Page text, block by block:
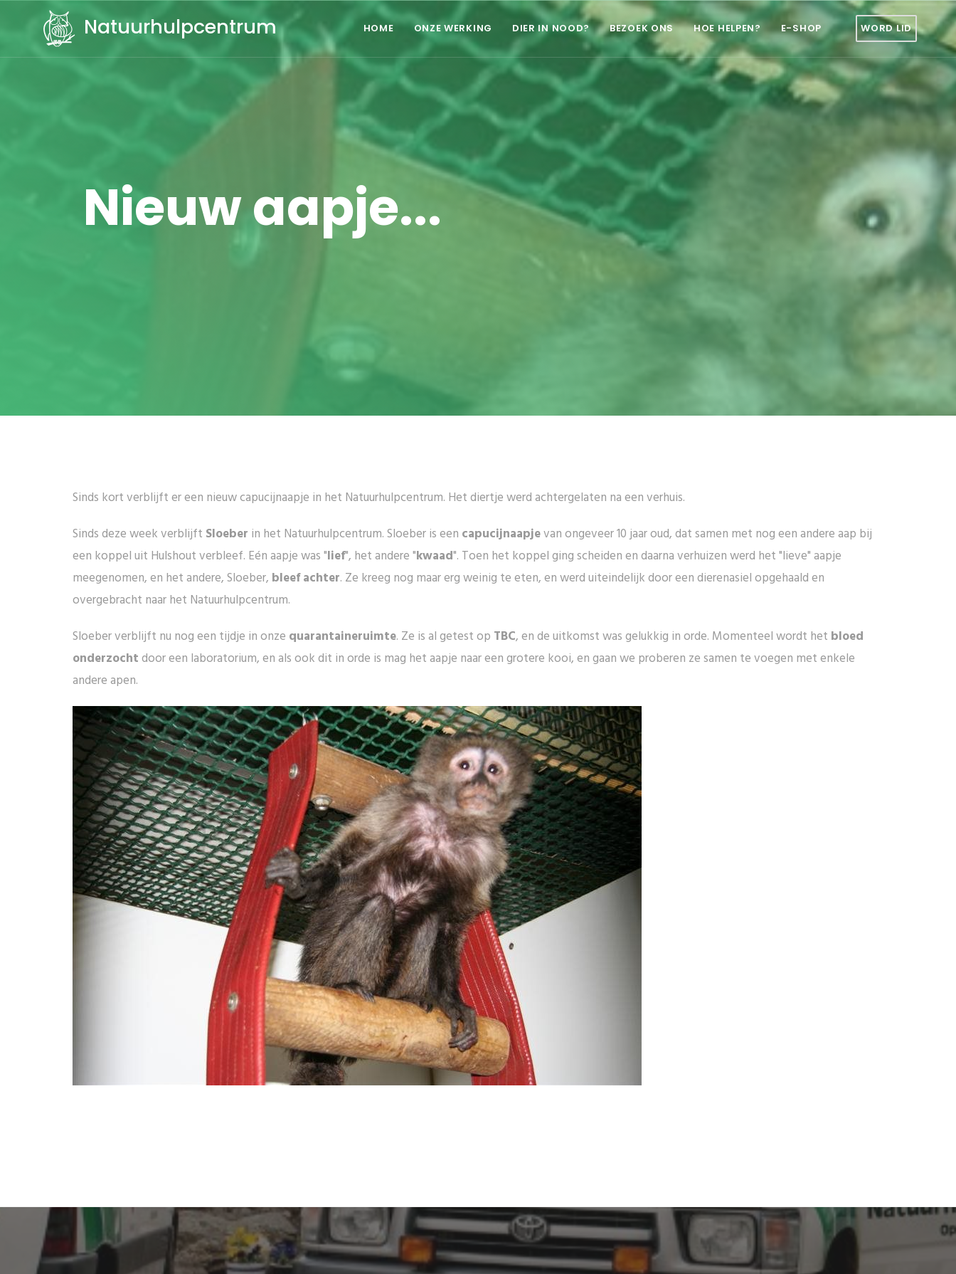
Natuurhulpcentrum HOME ONZE WERKING DIER IN NOOD? BEZOEK ONS HOE HELPEN? E-SHOP WORD LID
Nieuw aapje...
Sinds kort verblijft er een nieuw capucijnaapje in het Natuurhulpcentrum. Het diertje werd achtergelaten na een verhuis.
Sinds deze week verblijft Sloeber in het Natuurhulpcentrum. Sloeber is een capucijnaapjevan ongeveer 10 jaar oud, dat samen met nog een andere aap bij
een koppel uit Hulshout verbleef. Eén aapje was "lief", het andere "kwaad". Toen het koppel ging scheiden en daarna verhuizen werd het "lieve" aapje
meegenomen, en het andere, Sloeber, bleef achter. Ze kreeg nog maar erg weinig te eten, en werd uiteindelijk door een dierenasiel opgehaald en
overgebracht naar het Natuurhulpcentrum.
Sloeber verblijft nu nog een tijdje in onze quarantaineruimte. Ze is al getest op TBC, en de uitkomst was gelukkig in orde. Momenteel wordt het bloed
onderzochtdoor een laboratorium, en als ook dit in orde is mag het aapje naar een grotere kooi, en gaan we proberen ze samen te voegen met enkele
andere apen.